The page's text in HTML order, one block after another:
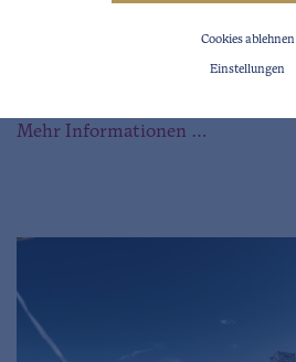
Mehr Informationen …
Cookies ablehnen
Einstellungen